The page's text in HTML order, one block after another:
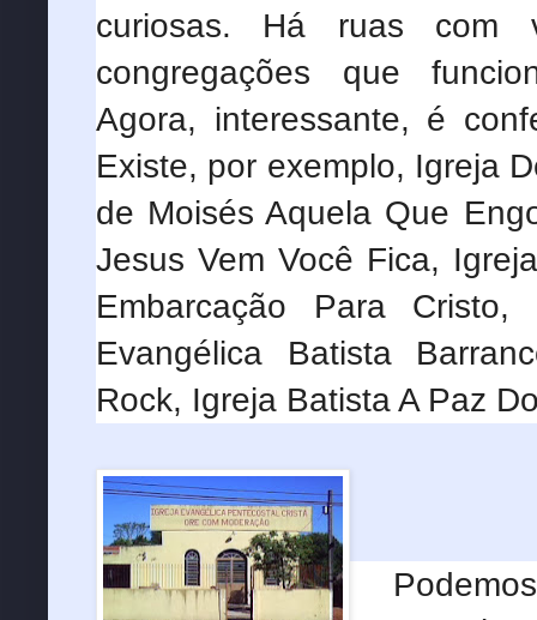
curiosas. Há ruas com
congregações que
Agora, interessante, é
Existe, por exemplo, Igreja
de Moisés Aquela Que
Jesus Vem Você Fica,
Embarcação Para
Evangélica Batista
Rock, Igreja Batista A Paz